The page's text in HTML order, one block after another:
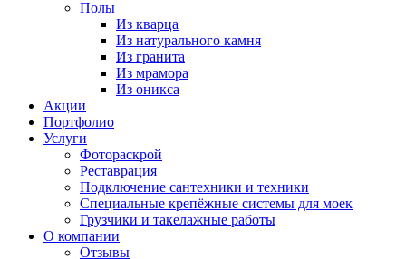
Полы
Из кварца
Из натурального камня
Из гранита
Из мрамора
Из оникса
Акции
Портфолио
Услуги
Фотораскрой
Реставрация
Подключение сантехники и техники
Специальные крепёжные системы для моек
Грузчики и такелажные работы
О компании
Отзывы